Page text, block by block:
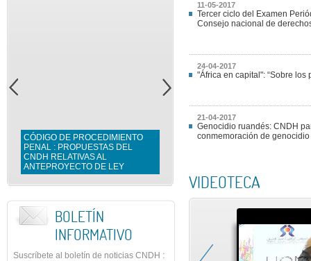
CÓDIGO DE PROCEDIMIENTO
PENAL : PROPUESTAS DEL
CNDH RELATIVAS AL
ANTEPROYECTO DE LEY
BOLETÍN
INFORMATIVO
Suscríbete al boletín de noticias CNDH :
11-05-2017
Tercer ciclo del Examen
Consejo nacional de
24-04-2017
"África en capital": “Sobre
21-04-2017
Genocidio ruandés: CNDH
conmemoración de genocidio
VIDEOTECA